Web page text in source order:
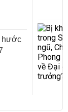
hước